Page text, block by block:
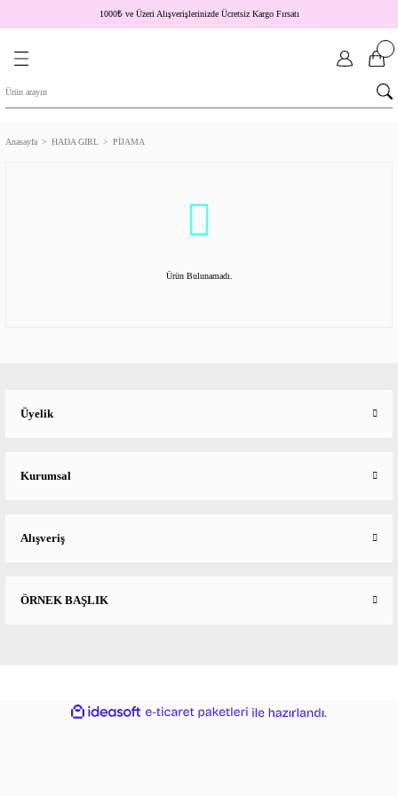
1000₺ve Üzeri Alışverişlerinizde Ücretsiz Kargo Fırsatı
Anasayfa HADA GIRL PİJAMA
Ürün Bulunamadı.
Üyelik
Kurumsal
Alışveriş
ÖRNEK BAŞLIK
ideasoft
e-